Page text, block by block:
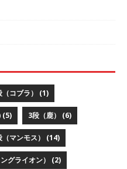
（コブラ） (1)
(5) 3段（鹿） (6)
（マンモス） (14)
グライオン） (2)